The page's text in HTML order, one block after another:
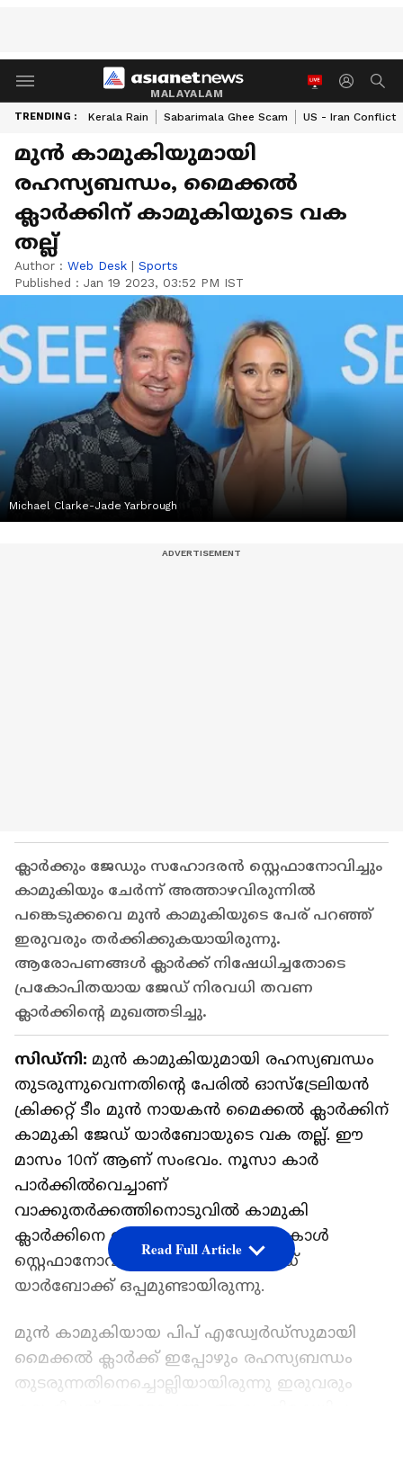
MALAYALAM
TRENDING : Kerala Rain Sabarimala Ghee Scam US - Iran Conflict
മുന്‍ കാമുകിയുമായി
രഹസ്യബന്ധം, മൈക്കല്‍
ക്ലാര്‍ക്കിന് കാമുകിയുടെ വക
തല്ല്
Author : Web Desk | Sports
Published : Jan 19 2023, 03:52 PM IST
Michael Clarke-Jade Yarbrough
ക്ലാര്‍ക്കും ജേഡും സഹോദരന്‍ സ്റ്റെഫാനോവിച്ചും
കാമുകിയും ചേര്‍ന്ന് അത്താഴവിരുന്നില്‍
പങ്കെടുക്കവെ മുന്‍ കാമുകിയുടെ പേര് പറഞ്ഞ്
ഇരുവരും തര്‍ക്കിക്കുകയായിരുന്നു.
ആരോപണങ്ങള്‍ ക്ലാര്‍ക്ക് നിഷേധിച്ചതോടെ
പ്രകോപിതയായ ജേഡ് നിരവധി തവണ
ക്ലാര്‍ക്കിന്‍റെ മുഖത്തടിച്ചു.
സിഡ്നി: മുന്‍ കാമുകിയുമായി രഹസ്യബന്ധം
തുടരുന്നുവെന്നതിന്‍റെ പേരില്‍ ഓസ്ട്രേലിയന്‍
ക്രിക്കറ്റ് ടീം മുന്‍ നായകന്‍ മൈക്കല്‍ ക്ലാര്‍ക്കിന്
കാമുകി ജേഡ് യാര്‍ബോയുടെ വക തല്ല്. ഈ
മാസം 10ന് ആണ് സംഭവം. നൂസാ കാര്‍
പാര്‍ക്കില്‍വെച്ചാണ്
വാക്കുതര്‍ക്കത്തിനൊടുവില്‍ കാമുകി
ക്ലാര്‍ക്കിനെ തല്ലിയത്. സഹോദരന്‍ കാള്‍
സ്റ്റെഫാനോവിച്ചും ഈ സമയം ജേഡ്
യാര്‍ബോക്ക് ഒപ്പമുണ്ടായിരുന്നു.
മുന്‍ കാമുകിയായ പിപ് എഡ്വേര്‍ഡ്സുമായി
മൈക്കല്‍ ക്ലാര്‍ക്ക് ഇപ്പോഴും രഹസ്യബന്ധം
തുടരുന്നതിനെച്ചൊല്ലിയായിരുന്നു ഇരുവരും
Read Full Article